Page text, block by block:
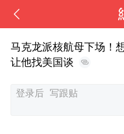
马克龙派核航母下场！
让他找美国谈